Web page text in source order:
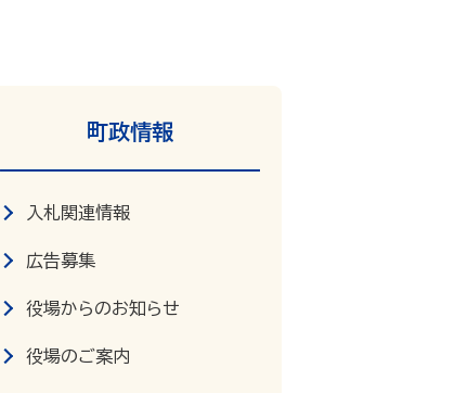
町政情報
入札関連情報
広告募集
役場からのお知らせ
役場のご案内